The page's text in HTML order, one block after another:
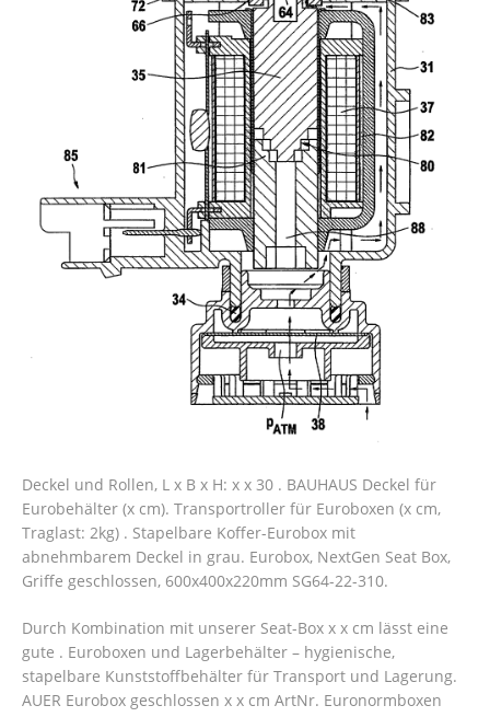
Deckel und Rollen, L x B x H: x x 30 . BAUHAUS Deckel für
Eurobehälter (x cm). Transportroller für Euroboxen (x cm,
Traglast: 2kg) . Stapelbare Koffer-Eurobox mit
abnehmbarem Deckel in grau. Eurobox, NextGen Seat Box,
Griffe geschlossen, 600x400x220mm SG64-22-310.
Durch Kombination mit unserer Seat-Box x x cm lässt eine
gute . Euroboxen und Lagerbehälter – hygienische,
stapelbare Kunststoffbehälter für Transport und Lagerung.
AUER Eurobox geschlossen x x cm ArtNr. Euronormboxen